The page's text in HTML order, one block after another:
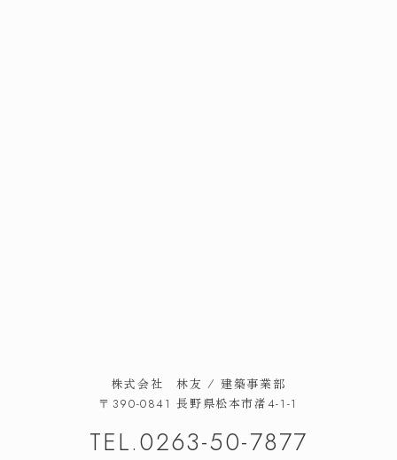
株式会社 林友 / 建築事業部
〒390-0841 長野県松本市渚4-1-1
TEL.0263-50-7877